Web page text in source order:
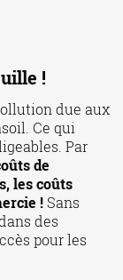
!
due aux
Ce qui
Par
de
les coûts
!Sans
des
pour les